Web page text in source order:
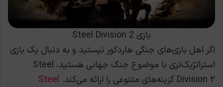
بازی Steel Division 2
اگر اهل بازی‌های جنگی هاردکور نیستید و به دنبال یک بازی
استراتژیک‌تری با موضوع جنگ جهانی هستید، Steel
Division ۲ گزینه‌های متنوعی را ارائه می‌کند.
Steel